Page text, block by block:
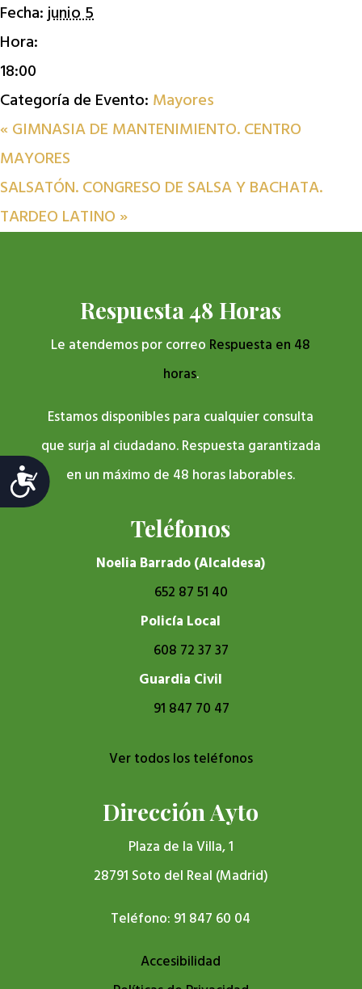
Accesibilidad
Fecha:junio 5
Hora:
18:00
Categoría de Evento: Mayores
«GIMNASIA DE MANTENIMIENTO. CENTRO
MAYORES
SALSATÓN. CONGRESO DE SALSA Y BACHATA.
TARDEO LATINO »
Respuesta 48 Horas
Le atendemos por correo Respuesta en 48
horas.
Estamos disponibles para cualquier consulta
que surja al ciudadano. Respuesta garantizada
en un máximo de 48 horas laborables.
Teléfonos
Noelia Barrado (Alcaldesa)
652 87 51 40
Policía Local
608 72 37 37
Guardia Civil
91 847 70 47
Ver todos los teléfonos
Dirección Ayto
Plaza de la Villa, 1
28791 Soto del Real (Madrid)
Teléfono: 91 847 60 04
Accesibilidad